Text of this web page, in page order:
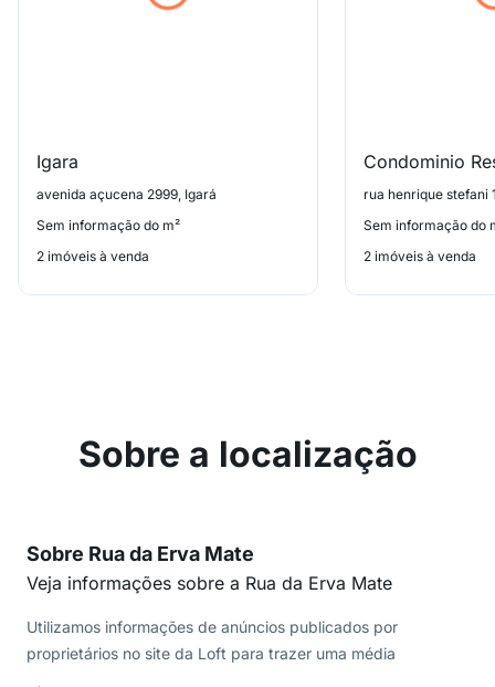
Igara
avenida açucena 2999, Igará
Sem informação do m²
2 imóveis à venda
rua henrique stefani
Sem informação do
2 imóveis à venda
Sobre a localização
Sobre Rua da Erva Mate
Veja informações sobre a Rua da Erva Mate
Utilizamos informações de anúncios publicados por
proprietários no site da Loft para trazer uma média